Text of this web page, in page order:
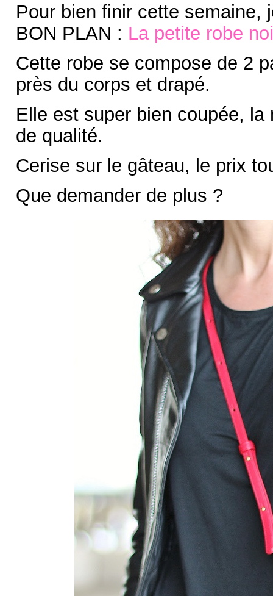
Pour bien finir cette semaine,
BON PLAN : La petite robe
Cette robe se compose de 2
près du corps et drapé.
Elle est super bien coupée,
de qualité.
Cerise sur le gâteau, le prix
Que demander de plus ?